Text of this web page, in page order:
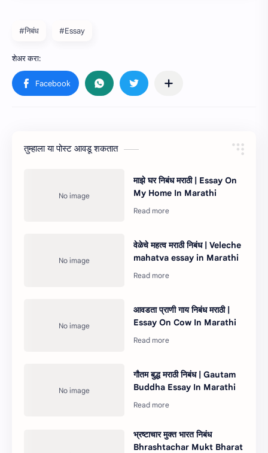
#निबंध #Essay
तुम्‍हाला या पोस्‍ट आवडू शकतात
माझे घर निबंध मराठी | Essay On
My Home In Marathi
वेळेचे महत्व मराठी निबंध | Veleche
mahatva essay in Marathi
आवडता प्राणी गाय निबंध मराठी |
Essay On Cow In Marathi
गौतम बुद्ध मराठी निबंध | Gautam
Buddha Essay In Marathi
भ्रष्टाचार मुक्त भारत निबंध
Bhrashtachar Mukt Bharat